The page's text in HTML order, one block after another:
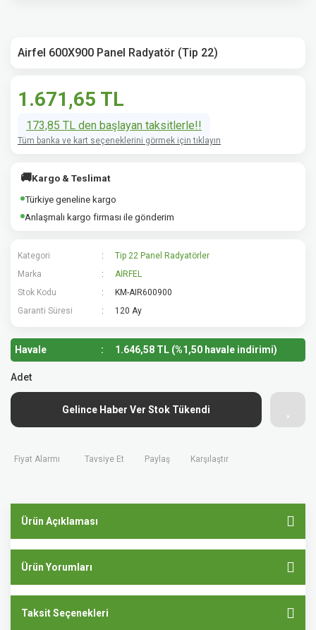
Airfel 600X900 Panel Radyatör (Tip 22)
1.671,65 TL
173,85 TL den başlayan taksitlerle!!
Tüm banka ve kart seçeneklerini görmek için tıklayın
🚚Kargo & Teslimat
Türkiye geneline kargo
Anlaşmalı kargo firması ile gönderim
Kategori
Tip 22 Panel Radyatörler
Marka
AİRFEL
Stok Kodu
KM-AIR600900
Garanti Süresi
120 Ay
Havale 1.646,58 TL (%1,50 havale indirimi)
Adet
Gelince Haber Ver Stok Tükendi
Fiyat Alarmı Tavsiye Et Paylaş Karşılaştır
Ürün Açıklaması
Ürün Yorumları
Taksit Seçenekleri